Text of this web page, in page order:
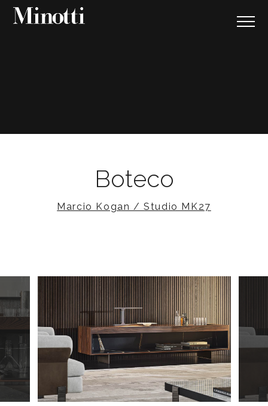
Boteco
Marcio Kogan / Studio MK27